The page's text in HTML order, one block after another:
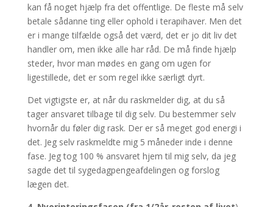
kan få noget hjælp fra det offentlige. De fleste må selv
betale sådanne ting eller ophold i terapihaver. Men det
er i mange tilfælde også det værd, det er jo dit liv det
handler om, men ikke alle har råd. De må finde hjælp
steder, hvor man mødes en gang om ugen for
ligestillede, det er som regel ikke særligt dyrt.
Det vigtigste er, at når du raskmelder dig, at du så
tager ansvaret tilbage til dig selv. Du bestemmer selv
hvornår du føler dig rask. Der er så meget god energi i
det. Jeg selv raskmeldte mig 5 måneder inde i denne
fase. Jeg tog 100 % ansvaret hjem til mig selv, da jeg
sagde det til sygedagpengeafdelingen og forslog
lægen det.